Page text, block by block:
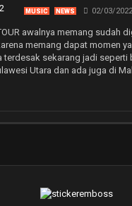
MUSIC NEWS 02/03/2022
awalnya memang sudah
memang dapat momen
terdesak sekarang jadi seperti
Utara dan ada juga di